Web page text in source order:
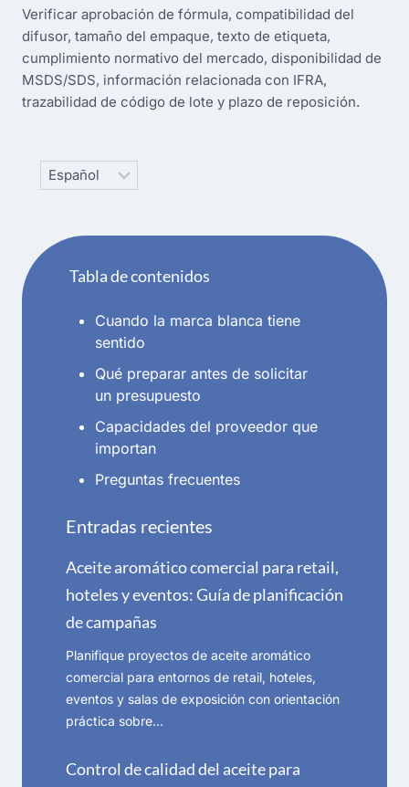
Verificar aprobación de fórmula, compatibilidad del
difusor, tamaño del empaque, texto de etiqueta,
cumplimiento normativo del mercado, disponibilidad de
MSDS/SDS, información relacionada con IFRA,
trazabilidad de código de lote y plazo de reposición.
Choose
a
Tabla de contenidos
Cuando la marca blanca tiene
sentido
Qué preparar antes de solicitar
un presupuesto
Capacidades del proveedor que
importan
Preguntas frecuentes
Entradas recientes
Aceite aromático comercial para retail,
hoteles y eventos: Guía de planificación
de campañas
Planifique proyectos de aceite aromático
comercial para entornos de retail, hoteles,
eventos y salas de exposición con orientación
práctica sobre…
Control de calidad del aceite para